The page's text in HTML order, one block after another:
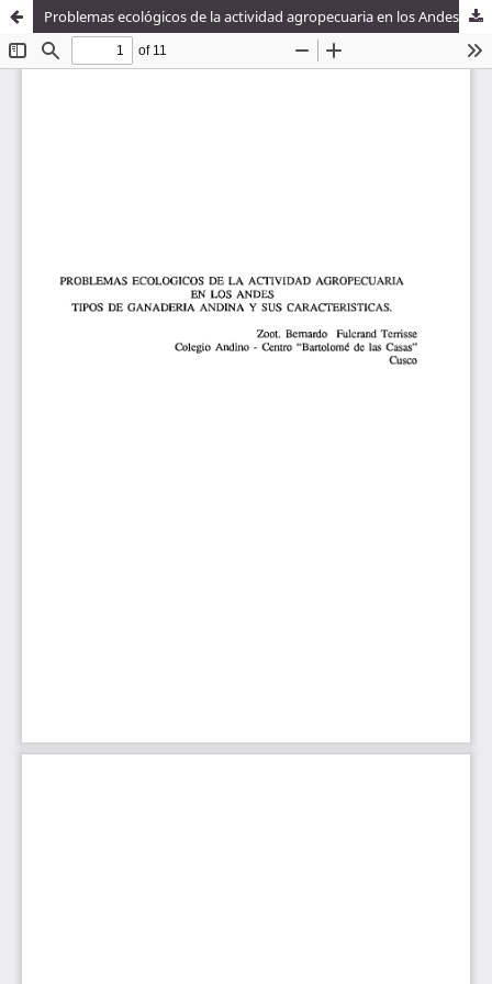
Problemas ecológicos de la actividad agropecuaria en los Andes : tipos de ganaderia andina y sus características